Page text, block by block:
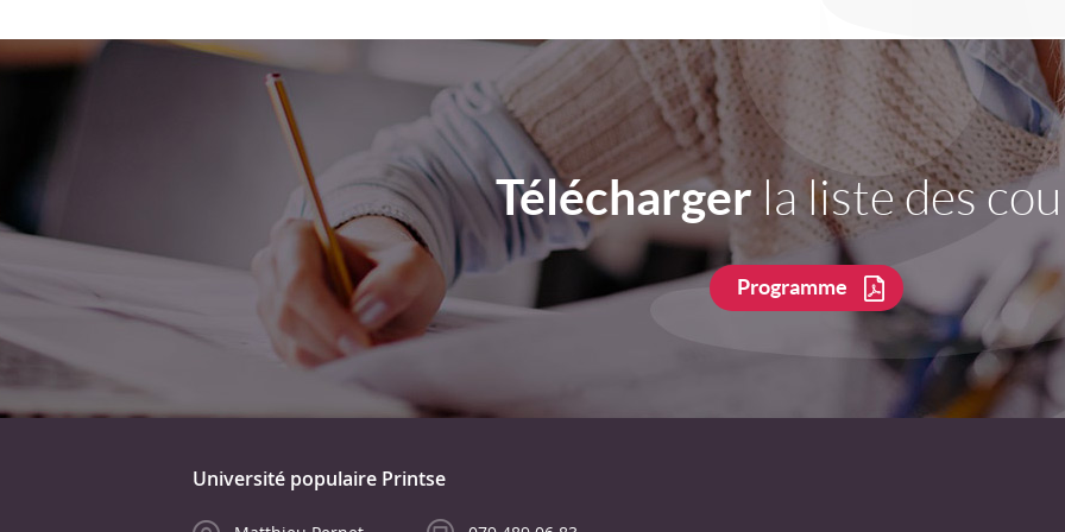
Télécharger la liste des
Programme
Université populaire Printse